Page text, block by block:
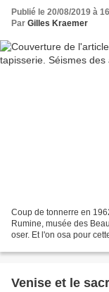
Publié le 20/08/2019 à
Par Gilles Kraemer
Coup de tonnerre en
Rumine, musée des
oser. Et l'on osa pour
Venise et le